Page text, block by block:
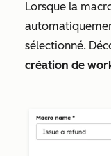
Lorsque la
sélectionné.
création de